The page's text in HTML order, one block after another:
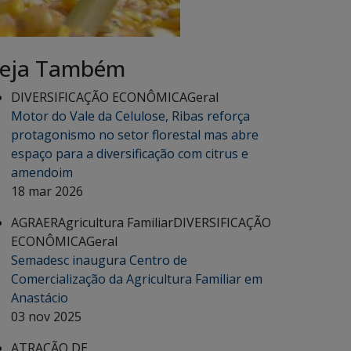
Também
DIVERSIFICAÇÃO ECONÔMICAGeral
Motor do Vale da Celulose, Ribas reforça
protagonismo no setor florestal mas abre
espaço para a diversificação com citrus e
amendoim
18 mar 2026
AGRAERAgricultura FamiliarDIVERSIFICAÇÃO
ECONÔMICAGeral
Semadesc inaugura Centro de
Comercialização da Agricultura Familiar em
Anastácio
03 nov 2025